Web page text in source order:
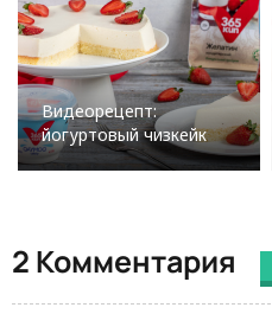
Видеорецепт:
йогуртовый чизкейк
2 Комментария